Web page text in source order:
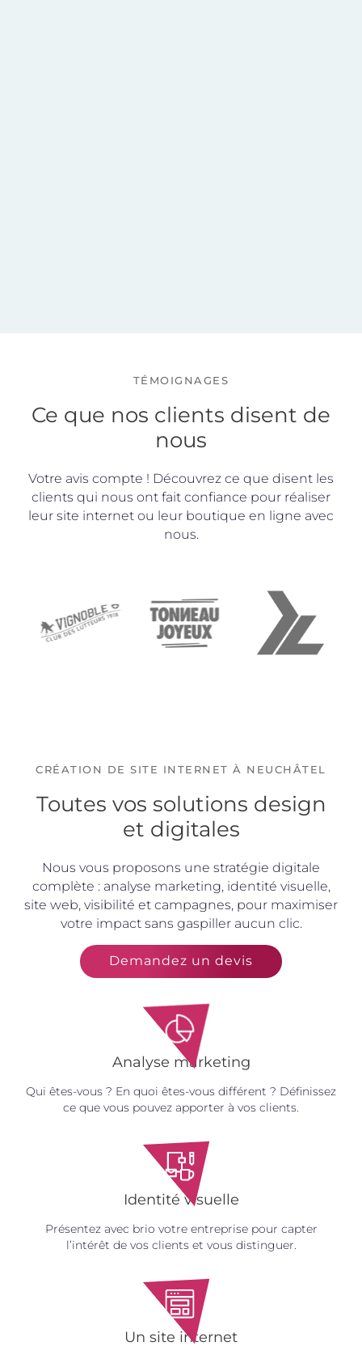
TÉMOIGNAGES
Ce que nos clients disent de
nous
Votre avis compte ! Découvrez ce que disent les
clients qui nous ont fait confiance pour réaliser
leur site internet ou leur boutique en ligne avec
nous.
CRÉATION DE SITE INTERNET À NEUCHÂTEL
Toutes vos solutions design
et digitales
Nous vous proposons une stratégie digitale
complète : analyse marketing, identité visuelle,
site web, visibilité et campagnes, pour maximiser
votre impact sans gaspiller aucun clic.
Demandez un devis
Analyse marketing
Qui êtes-vous ? En quoi êtes-vous différent ? Définissez
ce que vous pouvez apporter à vos clients.
Identité visuelle
Présentez avec brio votre entreprise pour capter
l’intérêt de vos clients et vous distinguer.
Un site internet